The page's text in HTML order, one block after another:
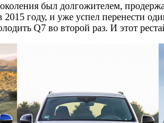
был долгожителем,
году, и уже успел перенести
Q7 во второй раз. И этот